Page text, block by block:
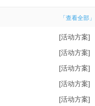
「查看全部」
[活动方案]
[活动方案]
[活动方案]
[活动方案]
[活动方案]